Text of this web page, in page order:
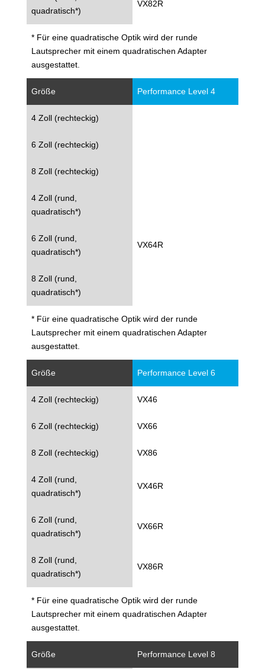
quadratisch*)
VX82R
* Für eine quadratische Optik wird der runde
Lautsprecher mit einem quadratischen Adapter
ausgestattet.
Größe Performance Level 4
4 Zoll (rechteckig)
6 Zoll (rechteckig)
8 Zoll (rechteckig)
4 Zoll (rund,
quadratisch*)
6 Zoll (rund,
quadratisch*)
VX64R
8 Zoll (rund,
quadratisch*)
* Für eine quadratische Optik wird der runde
Lautsprecher mit einem quadratischen Adapter
ausgestattet.
Größe Performance Level 6
4 Zoll (rechteckig) VX46
6 Zoll (rechteckig) VX66
8 Zoll (rechteckig) VX86
4 Zoll (rund,
quadratisch*)
VX46R
6 Zoll (rund,
quadratisch*)
VX66R
8 Zoll (rund,
quadratisch*)
VX86R
* Für eine quadratische Optik wird der runde
Lautsprecher mit einem quadratischen Adapter
ausgestattet.
Größe Performance Level 8